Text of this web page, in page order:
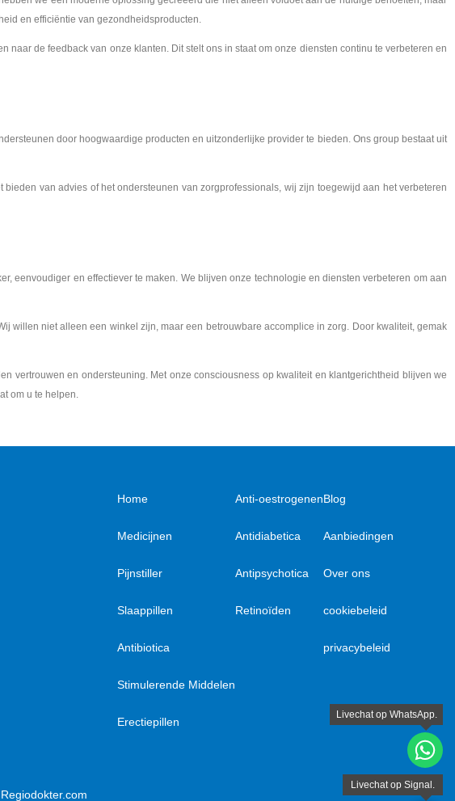
en efficiëntie van gezondheidsproducten.
de feedback van onze klanten. Dit stelt ons in staat om onze diensten continu te verbeteren en
door hoogwaardige producten en uitzonderlijke provider te bieden. Ons group bestaat uit
van advies of het ondersteunen van zorgprofessionals, wij zijn toegewijd aan het verbeteren
eenvoudiger en effectiever te maken. We blijven onze technologie en diensten verbeteren om aan
willen niet alleen een winkel zijn, maar een betrouwbare accomplice in zorg. Door kwaliteit, gemak
vertrouwen en ondersteuning. Met onze consciousness op kwaliteit en klantgerichtheid blijven we
om u te helpen.
Home
Medicijnen
Pijnstiller
Slaappillen
Antibiotica
Stimulerende Middelen
Erectiepillen
Anti-oestrogenen
Antidiabetica
Antipsychotica
Retinoïden
Blog
Aanbiedingen
Over ons
cookiebeleid
privacybeleid